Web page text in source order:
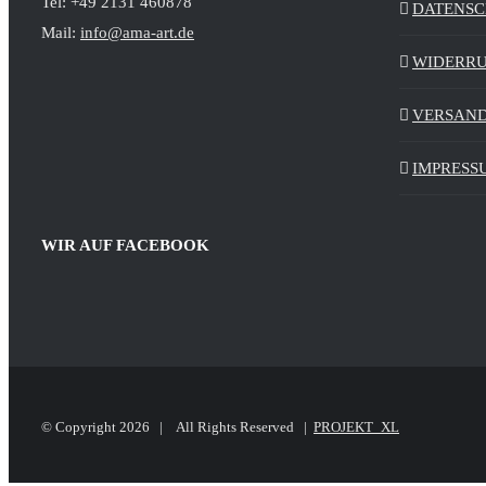
Mail: info@ama-art.de
WIR AUF FACEBOOK
© Copyright 2026 | All Rights Reserved | PROJEKT_XL